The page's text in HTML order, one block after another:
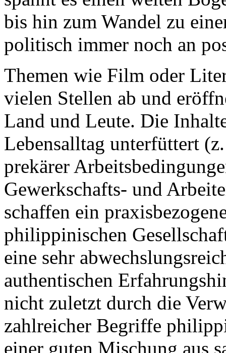
bis hin zum Wandel zu
politisch immer noch an
Themen wie Film oder
vielen Stellen ab und
Land und Leute. Die
Lebensalltag unterfüttert
prekärer
Gewerkschafts- und
schaffen ein
philippinischen
eine sehr
authentischen
nicht zuletzt durch die
zahlreicher Begriffe
einer guten Mischung aus